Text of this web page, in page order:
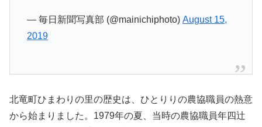
— 毎日新聞写真部 (@mainichiphoto) August 15,
2019
北竜町ひまわりの里の歴史は、ひとりりの農協職員の熱意
から始まりました。1979年の夏、当時の農協職員年四辻